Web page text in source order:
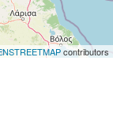
contributors